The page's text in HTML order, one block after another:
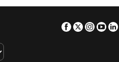
Torrelavega, Cantábria Hotéis
Burgos, Castela e Leão Hotéis
Facebook
Twitter